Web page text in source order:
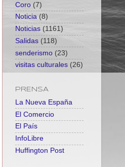
Coro (7)
Noticia (8)
Noticias (1161)
Salidas (118)
senderismo (23)
visitas culturales (26)
PRENSA
La Nueva España
El Comercio
El País
InfoLibre
Huffington Post